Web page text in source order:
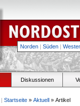
Norden | Süden |
Diskussionen
| Startseite » Aktuell » Artikel